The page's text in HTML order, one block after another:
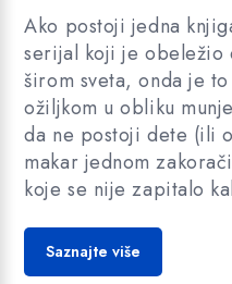
Ako postoji jedna
serijal koji je obeležio
širom sveta, onda je
ožiljkom u obliku
da ne postoji dete (ili
makar jednom
koje se nije zapitalo
Saznajte više